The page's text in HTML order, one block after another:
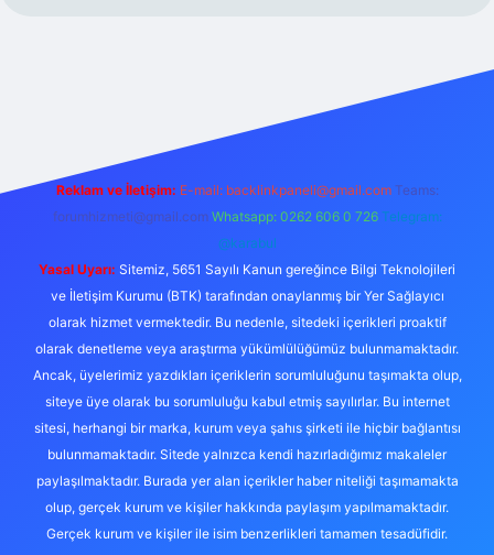
Reklam ve İletişim: E-mail: backlinkpaneli@gmail.com Teams:
forumhizmeti@gmail.com Whatsapp: 0262 606 0 726 Telegram:
@karabul
Yasal Uyarı: Sitemiz, 5651 Sayılı Kanun gereğince Bilgi Teknolojileri
ve İletişim Kurumu (BTK) tarafından onaylanmış bir Yer Sağlayıcı
olarak hizmet vermektedir. Bu nedenle, sitedeki içerikleri proaktif
olarak denetleme veya araştırma yükümlülüğümüz bulunmamaktadır.
Ancak, üyelerimiz yazdıkları içeriklerin sorumluluğunu taşımakta olup,
siteye üye olarak bu sorumluluğu kabul etmiş sayılırlar. Bu internet
sitesi, herhangi bir marka, kurum veya şahıs şirketi ile hiçbir bağlantısı
bulunmamaktadır. Sitede yalnızca kendi hazırladığımız makaleler
paylaşılmaktadır. Burada yer alan içerikler haber niteliği taşımamakta
olup, gerçek kurum ve kişiler hakkında paylaşım yapılmamaktadır.
Gerçek kurum ve kişiler ile isim benzerlikleri tamamen tesadüfidir.